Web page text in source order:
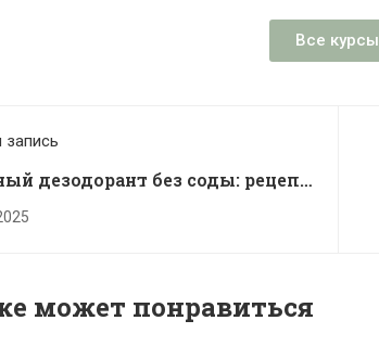
Все курсы
дезодорант без соды: рецепт
может понравиться